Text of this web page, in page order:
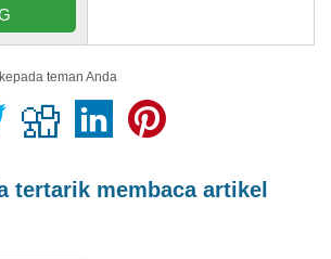
teman Anda
tertarik membaca artikel